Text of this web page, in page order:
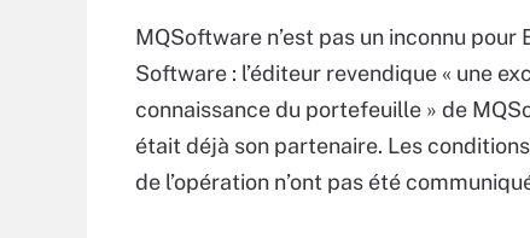
MQSoftware n’est pas un inconnu pour
Software : l’éditeur revendique « une
connaissance du portefeuille » de
était déjà son partenaire. Les
de l’opération n’ont pas été